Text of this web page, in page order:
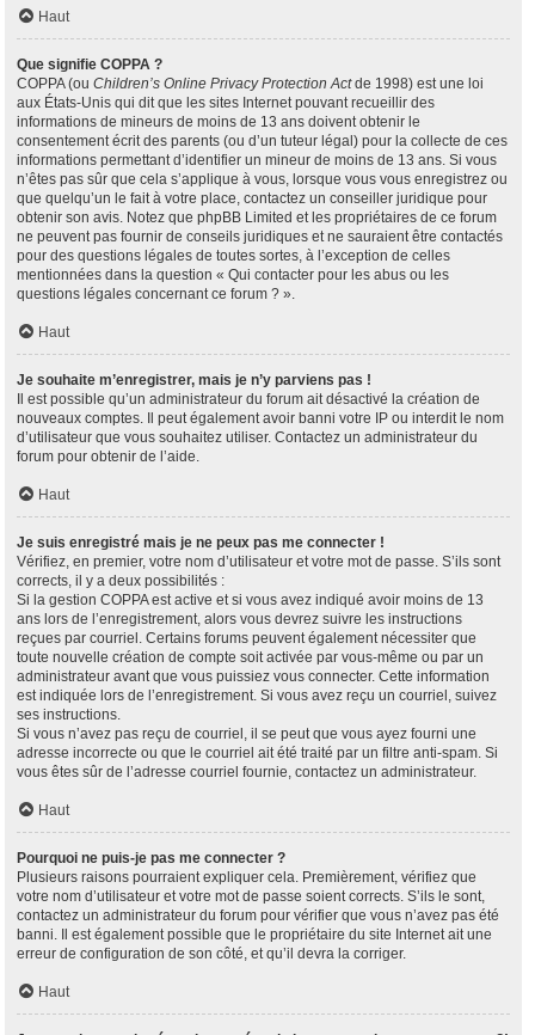
Haut
Que signifie COPPA ?
COPPA (ou Children’s Online Privacy Protection Actde 1998) est une loi
aux États-Unis qui dit que les sites Internet pouvant recueillir des
informations de mineurs de moins de 13 ans doivent obtenir le
consentement écrit des parents (ou d’un tuteur légal) pour la collecte de ces
informations permettant d’identifier un mineur de moins de 13 ans. Si vous
n’êtes pas sûr que cela s’applique à vous, lorsque vous vous enregistrez ou
que quelqu’un le fait à votre place, contactez un conseiller juridique pour
obtenir son avis. Notez que phpBB Limited et les propriétaires de ce forum
ne peuvent pas fournir de conseils juridiques et ne sauraient être contactés
pour des questions légales de toutes sortes, à l’exception de celles
mentionnées dans la question « Qui contacter pour les abus ou les
questions légales concernant ce forum ? ».
Haut
Je souhaite m’enregistrer, mais je n’y parviens pas !
Il est possible qu’un administrateur du forum ait désactivé la création de
nouveaux comptes. Il peut également avoir banni votre IP ou interdit le nom
d’utilisateur que vous souhaitez utiliser. Contactez un administrateur du
forum pour obtenir de l’aide.
Haut
Je suis enregistré mais je ne peux pas me connecter !
Vérifiez, en premier, votre nom d’utilisateur et votre mot de passe. S’ils sont
corrects, il y a deux possibilités :
Si la gestion COPPA est active et si vous avez indiqué avoir moins de 13
ans lors de l’enregistrement, alors vous devrez suivre les instructions
reçues par courriel. Certains forums peuvent également nécessiter que
toute nouvelle création de compte soit activée par vous-même ou par un
administrateur avant que vous puissiez vous connecter. Cette information
est indiquée lors de l’enregistrement. Si vous avez reçu un courriel, suivez
ses instructions.
Si vous n’avez pas reçu de courriel, il se peut que vous ayez fourni une
adresse incorrecte ou que le courriel ait été traité par un filtre anti-spam. Si
vous êtes sûr de l’adresse courriel fournie, contactez un administrateur.
Haut
Pourquoi ne puis-je pas me connecter ?
Plusieurs raisons pourraient expliquer cela. Premièrement, vérifiez que
votre nom d’utilisateur et votre mot de passe soient corrects. S’ils le sont,
contactez un administrateur du forum pour vérifier que vous n’avez pas été
banni. Il est également possible que le propriétaire du site Internet ait une
erreur de configuration de son côté, et qu’il devra la corriger.
Haut